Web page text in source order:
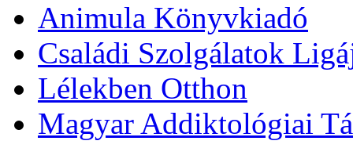
Animula Könyvkiadó
Családi Szolgálatok
Lélekben Otthon
Magyar Addiktológiai